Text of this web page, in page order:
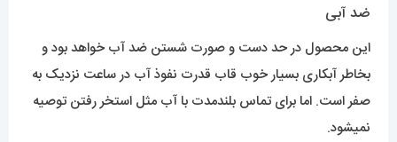
ضد آبی
این محصول در حد دست و صورت شستن ضد آب خواهد بود و
بخاطر آبکاری بسیار خوب قاب قدرت نفوذ آب در ساعت نزدیک به
صفر است. اما برای تماس بلندمدت با آب مثل استخر رفتن توصیه
نمیشود.